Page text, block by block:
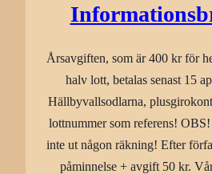
Årsavgiften, som är 400 kr för
halv lott, betalas senast 15
Hällbyvallsodlarna,
lottnummer som referens!
inte ut någon räkning! Efter
påminnelse + avgift 50 kr.